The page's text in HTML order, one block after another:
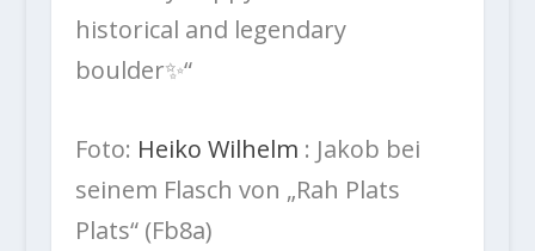
historical and legendary
boulder✨“
Foto: Heiko Wilhelm : Jakob bei
seinem Flasch von „Rah Plats
Plats“ (Fb8a)